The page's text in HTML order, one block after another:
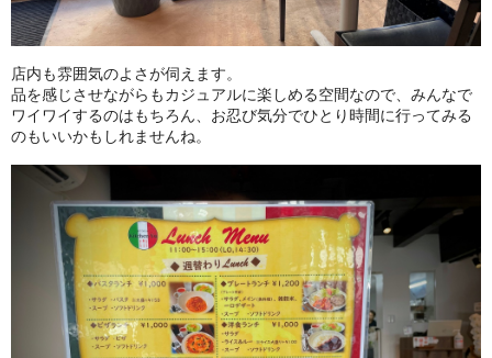
店内も雰囲気のよさが伺えます。
品を感じさせながらもカジュアルに楽しめる空間なので、みんなで
ワイワイするのはもちろん、お忍び気分でひとり時間に行ってみる
のもいいかもしれませんね。